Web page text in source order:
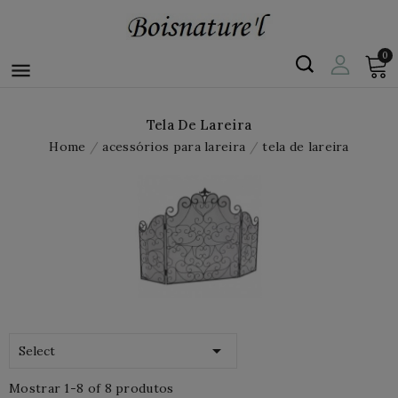

0
Tela De Lareira
Home acessórios para lareira tela de lareira
Select 
Mostrar 1-8 of 8 produtos